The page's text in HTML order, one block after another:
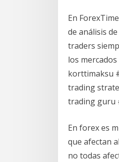
En
de análisis
traders
los
korttimaksu
trading
trading guru
En forex es
que afectan
no todas